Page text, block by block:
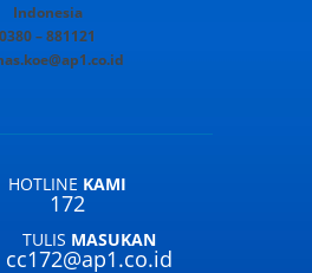
Indonesia
0380 – 881121
HOTLINE KAMI
172
TULIS MASUKAN
cc172@ap1.co.id